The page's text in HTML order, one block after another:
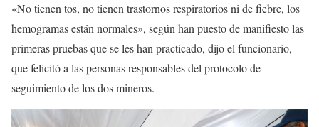
«No tienen tos, no tienen trastornos respiratorios ni de fiebre, los
hemogramas están normales», según han puesto de manifiesto las
primeras pruebas que se les han practicado, dijo el funcionario,
que felicitó a las personas responsables del protocolo de
seguimiento de los dos mineros.